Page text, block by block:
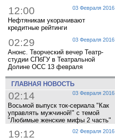
03 Февраля 2016
12:00
Нефтяникам укорачивают
кредитные рейтинги
03 Февраля 2016
02:29
Анонс. Творческий вечер Театр-
студии СПбГУ в Театральной
Долине ОСС 13 февраля
ГЛАВНАЯ НОВОСТЬ
03 Февраля 2016
02:14
Восьмой выпуск ток-сериала "Как
управлять мужчиной!" с темой
"Любимые женские мифы 2 часть"
02 Февраля 2016
19:12